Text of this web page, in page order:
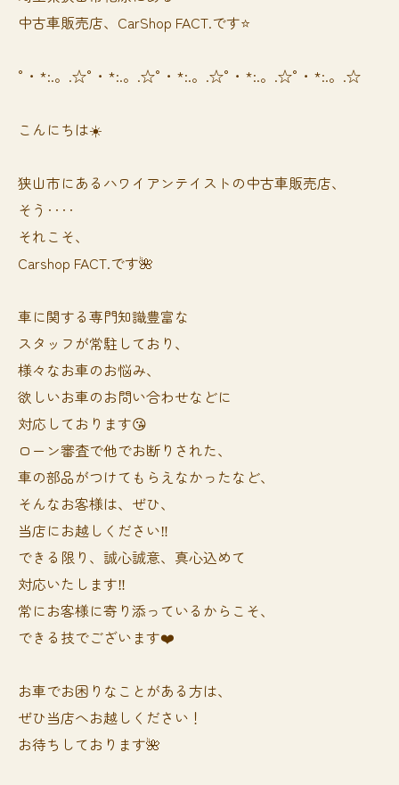
中古車販売店、CarShop FACT.です⭐️
°・*:.。.☆°・*:.。.☆°・*:.。.☆°・*:.。.☆°・*:.。.☆
こんにちは☀️
狭山市にあるハワイアンテイストの中古車販売店、
そう‥‥
それこそ、
Carshop FACT.です🌺
車に関する専門知識豊富な
スタッフが常駐しており、
様々なお車のお悩み、
欲しいお車のお問い合わせなどに
対応しております😘
ローン審査で他でお断りされた、
車の部品がつけてもらえなかったなど、
そんなお客様は、ぜひ、
当店にお越しください‼️
できる限り、誠心誠意、真心込めて
対応いたします‼️
常にお客様に寄り添っているからこそ、
できる技でございます❤️
お車でお困りなことがある方は、
ぜひ当店へお越しください！
お待ちしております🌺